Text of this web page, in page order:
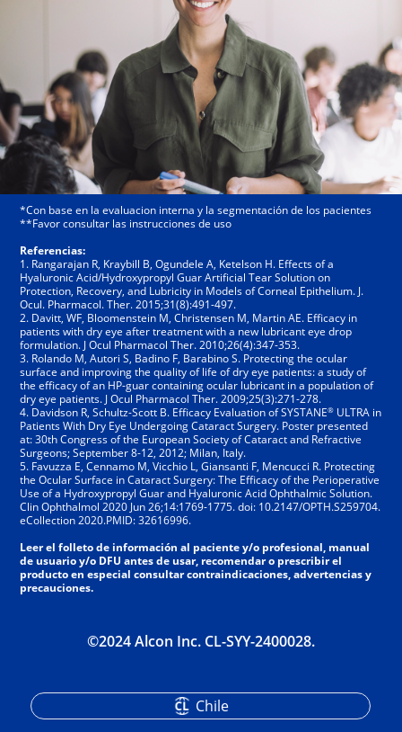
*Con base en la evaluacion interna y la segmentación de los pacientes
**Favor consultar las instrucciones de uso
Referencias:
1. Rangarajan R, Kraybill B, Ogundele A, Ketelson H. Effects of a
Hyaluronic Acid/Hydroxypropyl Guar Artificial Tear Solution on
Protection, Recovery, and Lubricity in Models of Corneal Epithelium. J.
Ocul. Pharmacol. Ther. 2015;31(8):491-497.
2. Davitt, WF, Bloomenstein M, Christensen M, Martin AE. Efficacy in
patients with dry eye after treatment with a new lubricant eye drop
formulation. J Ocul Pharmacol Ther. 2010;26(4):347-353.
3. Rolando M, Autori S, Badino F, Barabino S. Protecting the ocular
surface and improving the quality of life of dry eye patients: a study of
the efficacy of an HP-guar containing ocular lubricant in a population of
dry eye patients. J Ocul Pharmacol Ther. 2009;25(3):271-278.
4. Davidson R, Schultz-Scott B. Efficacy Evaluation of SYSTANE® ULTRA in
Patients With Dry Eye Undergoing Cataract Surgery. Poster presented
at: 30th Congress of the European Society of Cataract and Refractive
Surgeons; September 8-12, 2012; Milan, Italy.
5. Favuzza E, Cennamo M, Vicchio L, Giansanti F, Mencucci R. Protecting
the Ocular Surface in Cataract Surgery: The Efficacy of the Perioperative
Use of a Hydroxypropyl Guar and Hyaluronic Acid Ophthalmic Solution.
Clin Ophthalmol 2020 Jun 26;14:1769-1775. doi: 10.2147/OPTH.S259704.
eCollection 2020.PMID: 32616996.
Leer el folleto de información al paciente y/o profesional, manual
de usuario y/o DFU antes de usar, recomendar o prescribir el
producto en especial consultar contraindicaciones, advertencias y
precauciones.
©2024 Alcon Inc. CL-SYY-2400028.
Chile